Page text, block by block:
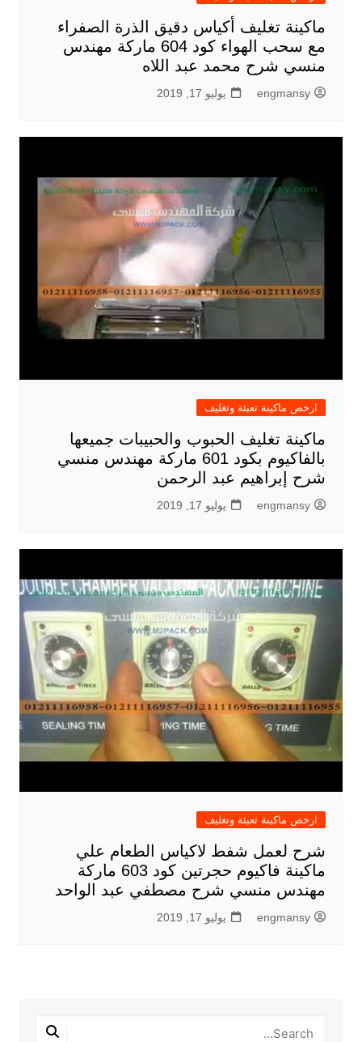
ماكينة تغليف أكياس دقيق الذرة الصفراء
مع سحب الهواء كود 604 ماركة مهندس
منسي شرح محمد عبد اللاه
engmansy يوليو 17, 2019
ارخص ماكينة تعبئة وتغليف
ماكينة تغليف الحبوب والحبيبات جميعها
بالفاكيوم بكود 601 ماركة مهندس منسي
شرح إبراهيم عبد الرحمن
engmansy يوليو 17, 2019
ارخص ماكينة تعبئة وتغليف
شرح لعمل شفط لاكياس الطعام علي
ماكينة فاكيوم حجرتين كود 603 ماركة
مهندس منسي شرح مصطفي عبد الواحد
engmansy يوليو 17, 2019